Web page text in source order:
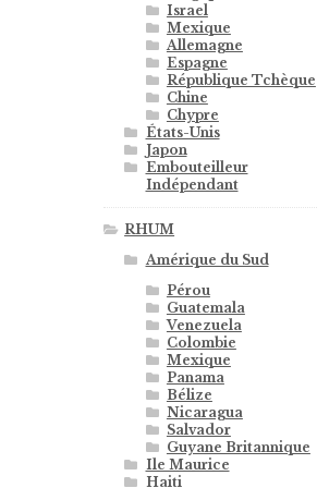
Israel
Mexique
Allemagne
Espagne
République Tchèque
Chine
Chypre
États-Unis
Japon
Embouteilleur
Indépendant
RHUM
Amérique du Sud
Pérou
Guatemala
Venezuela
Colombie
Mexique
Panama
Bélize
Nicaragua
Salvador
Guyane Britannique
Ile Maurice
Haiti